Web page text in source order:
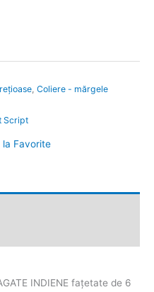
, Coliere - mărgele
Script
la Favorite
INDIENE fațetate de 6